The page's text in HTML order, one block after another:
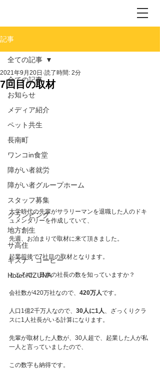
記事
全ての記事
お知らせ
メディア紹介
ペット共生
長南町
ワンコin食堂
障がい者就労
障がい者グループホーム
スタッフ募集
グランピング
地方創生
サ高住
キズナ・コーヒー
Hotel KIZUNA
全ての記事
7回目の取材
2021年9月20日 読了時間: 2分
大学時代の先輩がサラリーマンを退職した人のドキ
ュメンタリーを作成していて、
先週、お泊まりで取材に来て頂きました。
起業前後で7社目の取材となります。
ところで、日本の社長の数を知っていますか？
会社数が420万社なので、 420万人です。
人口1億2千万人なので、 30人に1人、ざっくりクラ
スに1人社長がいる計算になります。
先輩が取材した人数が、30人超で、起業した人が私
一人と言っていましたので、
この数字も納得です。